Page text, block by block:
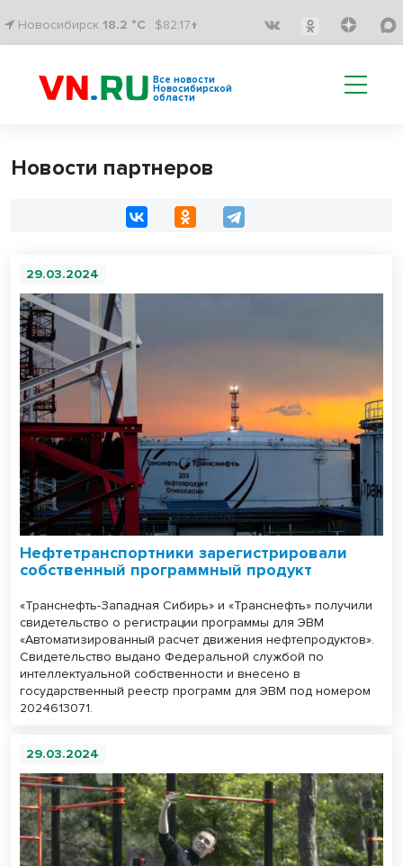
Новосибирск 18.2 °C $82.17↑
Все новости
Новосибирской
области
Новости партнеров
29.03.2024
Нефтетранспортники зарегистрировали
собственный программный продукт
«Транснефть-Западная Сибирь» и «Транснефть» получили
свидетельство о регистрации программы для ЭВМ
«Автоматизированный расчет движения нефтепродуктов».
Свидетельство выдано Федеральной службой по
интеллектуальной собственности и внесено в
государственный реестр программ для ЭВМ под номером
2024613071.
29.03.2024